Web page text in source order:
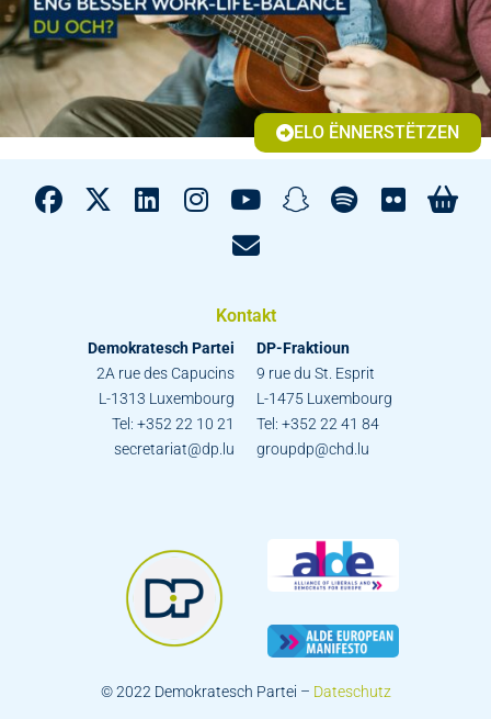
ELO ËNNERSTËTZEN
Kontakt
Demokratesch Partei
2A rue des Capucins
L-1313 Luxembourg
Tel: +352 22 10 21
secretariat@dp.lu
DP-Fraktioun
9 rue du St. Esprit
L-1475 Luxembourg
Tel: +352 22 41 84
groupdp@chd.lu
© 2022 Demokratesch Partei – Dateschutz